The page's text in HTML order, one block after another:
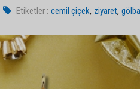
Etiketler : cemil çiçek, ziyaret,